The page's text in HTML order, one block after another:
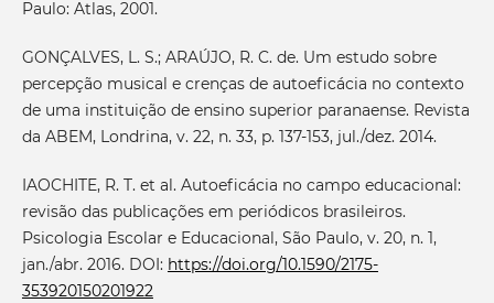
Paulo: Atlas, 2001.
GONÇALVES, L. S.; ARAÚJO, R. C. de. Um estudo sobre
percepção musical e crenças de autoeficácia no contexto
de uma instituição de ensino superior paranaense. Revista
da ABEM, Londrina, v. 22, n. 33, p. 137-153, jul./dez. 2014.
IAOCHITE, R. T. et al. Autoeficácia no campo educacional:
revisão das publicações em periódicos brasileiros.
Psicologia Escolar e Educacional, São Paulo, v. 20, n. 1,
jan./abr. 2016. DOI: https://doi.org/10.1590/2175-
353920150201922